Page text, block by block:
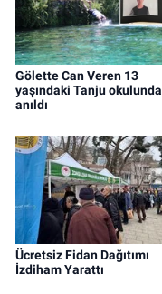
Gölette Can Veren 13
yaşındaki Tanju okulunda
anıldı
Ücretsiz Fidan Dağıtımı
İzdiham Yarattı